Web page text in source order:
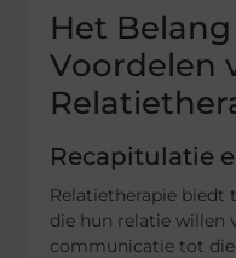
Het
Voordelen
Recapitulatie
Relatietherapie biedt
die hun relatie willen
communicatie tot